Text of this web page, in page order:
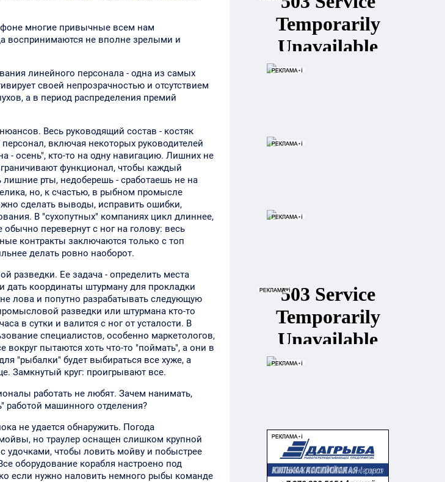
многие привычные всем нам
воспринимаются не вполне зрелыми и
линейного персонала - одна из самых
своей непрозрачностью и отсутствием
а в период распределения премий
Весь руководящий состав - костяк
включая некоторых руководителей
- осень", кто-то на одну навигацию. Лишних не
функционал, чтобы каждый
рты, недоберешь - сработаешь не на
но, к счастью, в рыбном промысле
сделать выводы, исправить ошибки,
В "сухопутных" компаниях цикл длиннее,
перевернут с ног на голову: весь
контракты заключаются только с топ
делать ровно наоборот.
разведки. Ее задача - определить места
координаты штурману для прокладки
лова и попутно разрабатывать следующую
разведки или штурмана кто-то
в сутки и валится с ног от усталости. В
специалистов, особенно маркетологов,
пытаются хоть что-то "поймать", а они в
"рыбалки" будет выбираться все хуже, а
Замкнутый круг: проигрывают все.
работать не любят. Зачем нанимать,
работой машинного отделения?
не удается обнаружить. Погода
но траулер оснащен слишком крупной
удочками, чтобы ловить мойву и побыстрее
оборудование корабля настроено под
если нужно наловить немного рыбы команде